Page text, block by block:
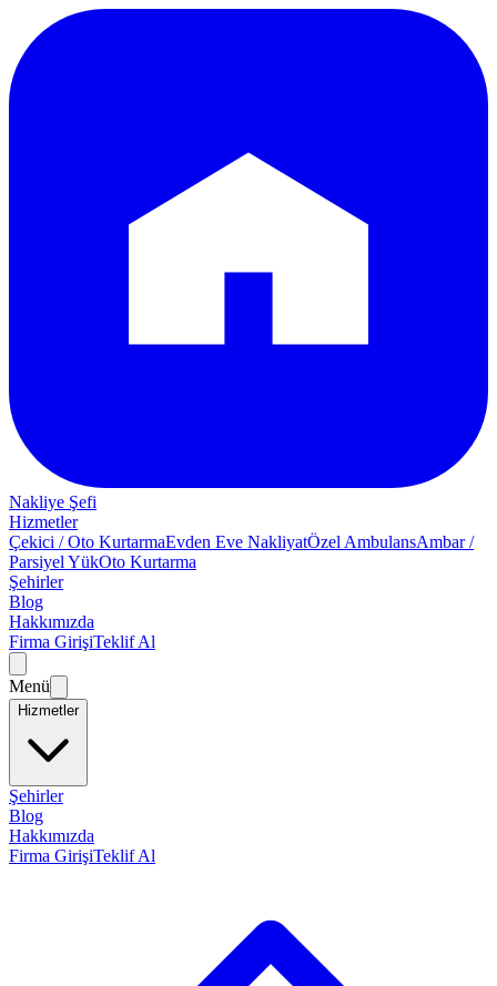
Nakliye Şefi
Hizmetler
Çekici / Oto KurtarmaEvden Eve NakliyatÖzel AmbulansAmbar /
Parsiyel YükOto Kurtarma
Şehirler
Blog
Hakkımızda
Firma GirişiTeklif Al
Menü
Hizmetler
Şehirler
Blog
Hakkımızda
Firma GirişiTeklif Al